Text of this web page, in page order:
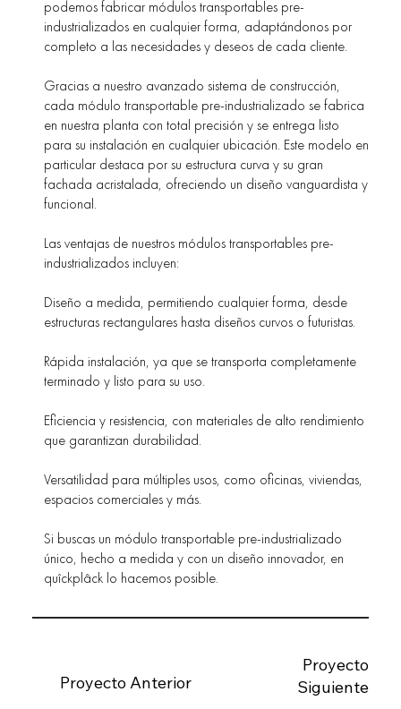
Proyecto
Siguiente
Proyecto Anterior
podemos fabricar módulos transportables pre-
industrializados en cualquier forma, adaptándonos por
completo a las necesidades y deseos de cada cliente.
Gracias a nuestro avanzado sistema de construcción,
cada módulo transportable pre-industrializado se fabrica
en nuestra planta con total precisión y se entrega listo
para su instalación en cualquier ubicación. Este modelo en
particular destaca por su estructura curva y su gran
fachada acristalada, ofreciendo un diseño vanguardista y
funcional.
Las ventajas de nuestros módulos transportables pre-
industrializados incluyen:
Diseño a medida, permitiendo cualquier forma, desde
estructuras rectangulares hasta diseños curvos o futuristas.
Rápida instalación, ya que se transporta completamente
terminado y listo para su uso.
Eficiencia y resistencia, con materiales de alto rendimiento
que garantizan durabilidad.
Versatilidad para múltiples usos, como oficinas, viviendas,
espacios comerciales y más.
Si buscas un módulo transportable pre-industrializado
único, hecho a medida y con un diseño innovador, en
quîckplâck lo hacemos posible.